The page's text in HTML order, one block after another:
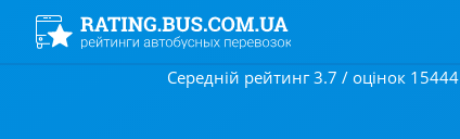
Середній рейтинг 3.7 / оцінок 15444